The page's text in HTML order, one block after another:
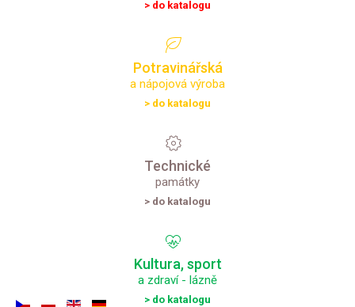
> do katalogu
Potravinářská
a nápojová výroba
> do katalogu
Technické
památky
> do katalogu
Kultura, sport
a zdraví - lázně
> do katalogu